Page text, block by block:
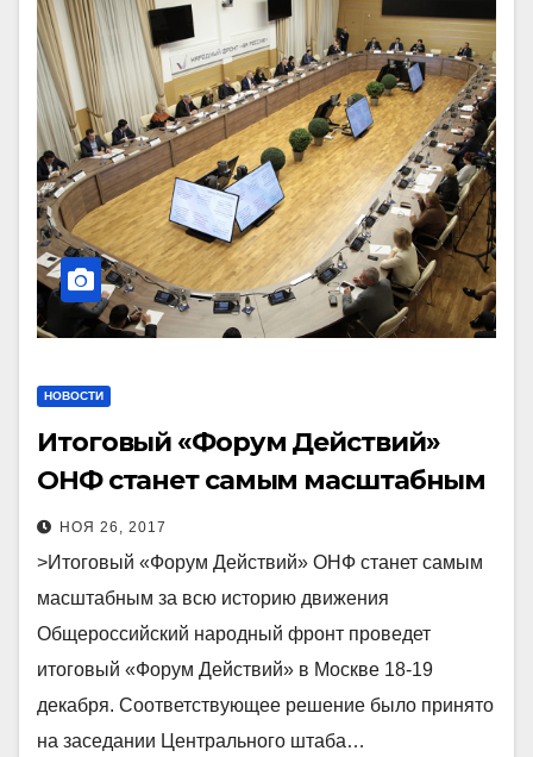
НОВОСТИ
Итоговый «Форум Действий»
ОНФ станет самым масштабным
за всю историю движения
НОЯ 26, 2017
>Итоговый «Форум Действий» ОНФ станет самым
масштабным за всю историю движения
Общероссийский народный фронт проведет
итоговый «Форум Действий» в Москве 18-19
декабря. Соответствующее решение было принято
на заседании Центрального штаба…